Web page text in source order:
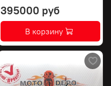
395000 руб
В корзину